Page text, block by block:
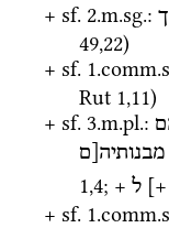
+ sf. 2.m.sg.:
49,22)
+ sf. 1.comm.
Rut 1,11)
+ sf. 3.m.pl.:
מבנותיה[ם
1,4; + ל [+
+ sf. 1.comm.